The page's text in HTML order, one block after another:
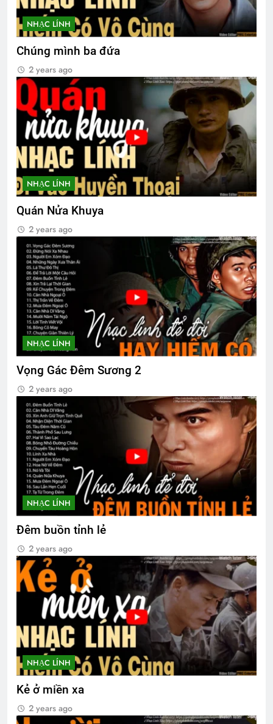
NHẠC LÍNH
Chúng mình ba đứa
2 years ago
NHẠC LÍNH
Quán Nửa Khuya
2 years ago
NHẠC LÍNH
Vọng Gác Đêm Sương 2
2 years ago
NHẠC LÍNH
Đêm buồn tỉnh lẻ
2 years ago
NHẠC LÍNH
Kẻ ở miền xa
2 years ago